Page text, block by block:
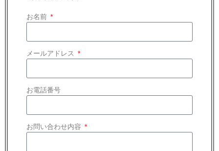
お名前
メールアドレス
お電話番号
お問い合わせ内容